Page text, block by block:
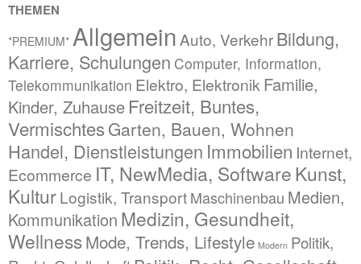
THEMEN
*PREMIUM* Allgemein Auto, VerkehrBildung,
Karriere, Schulungen Computer, Information,
Telekommunikation Elektro, Elektronik Familie,
Kinder, Zuhause Freitzeit, Buntes,
Vermischtes Garten, Bauen, Wohnen
Handel, Dienstleistungen Immobilien Internet,
Ecommerce IT, NewMedia, SoftwareKunst,
KulturLogistik, TransportMaschinenbau Medien,
Kommunikation Medizin, Gesundheit,
WellnessMode, Trends, Lifestyle Modern Politik,